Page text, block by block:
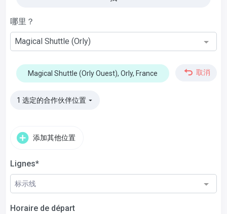
哪里？
Magical Shuttle (Orly)
取消
Magical Shuttle (Orly Ouest), Orly, France
1 选定的合作伙伴位置 ▼
添加其他位置
Lignes*
标示线
Horaire de départ